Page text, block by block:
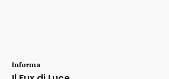
Informa